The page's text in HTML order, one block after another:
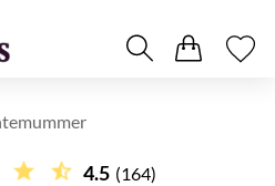
4.5 (164)